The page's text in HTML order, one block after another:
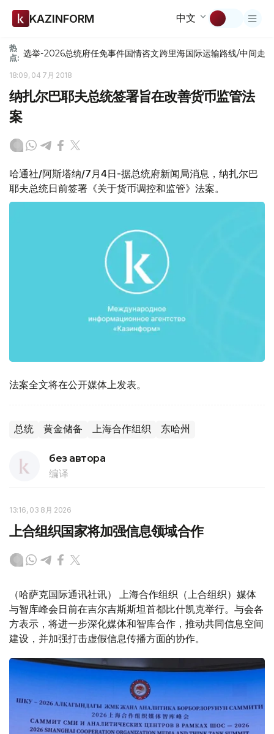
KAZINFORM 中文
热
点: 选举-2026总统府任免事件国情咨文跨里海国际运输路线/中间走廊
18:09, 04 7月 2018
纳扎尔巴耶夫总统签署旨在改善货币监管法
案
哈通社/阿斯塔纳/7月4日-据总统府新闻局消息，纳扎尔巴
耶夫总统日前签署《关于货币调控和监管》法案。
法案全文将在公开媒体上发表。
总统 黄金储备 上海合作组织 东哈州
без автора
编译
13:16, 03 8月 2026
上合组织国家将加强信息领域合作
（哈萨克国际通讯社讯） 上海合作组织（上合组织）媒体
与智库峰会日前在吉尔吉斯斯坦首都比什凯克举行。与会各
方表示，将进一步深化媒体和智库合作，推动共同信息空间
建设，并加强打击虚假信息传播方面的协作。